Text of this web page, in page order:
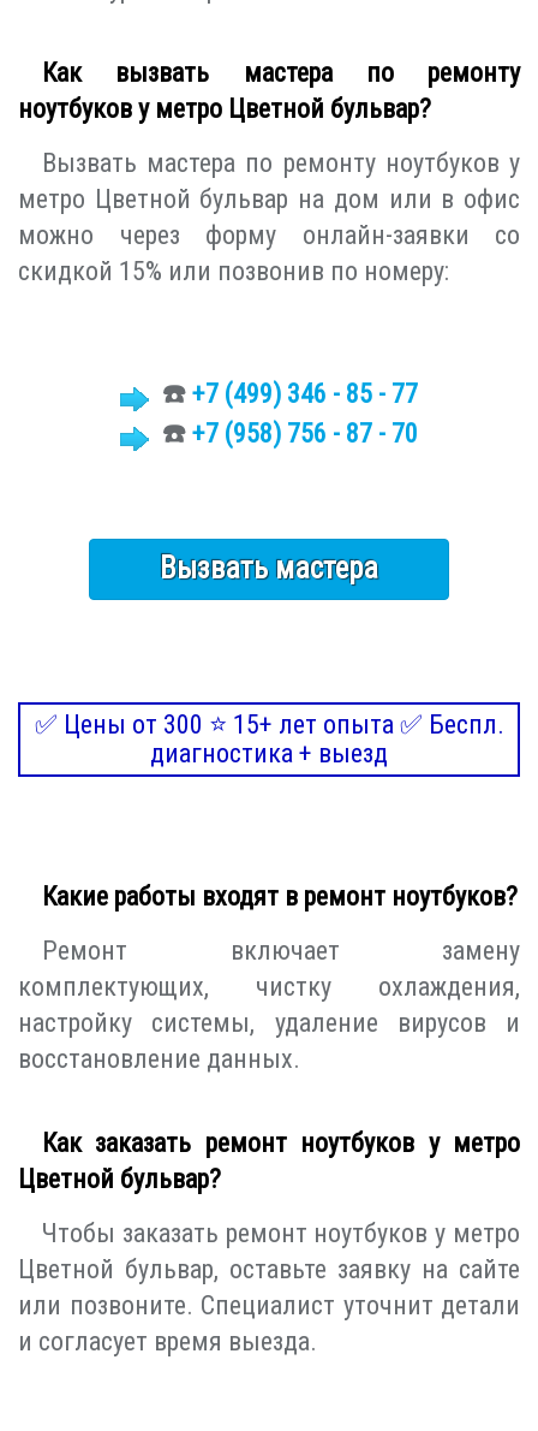
Как вызвать мастера по ремонту
ноутбуков у метро Цветной бульвар?
Вызвать мастера по ремонту ноутбуков у
метро Цветной бульвар на дом или в офис
можно через форму онлайн-заявки со
скидкой 15% или позвонив по номеру:
☎️ +7 (499) 346 - 85 - 77
☎️ +7 (958) 756 - 87 - 70
Вызвать мастера
✅ Цены от 300 ⭐ 15+ лет опыта ✅ Беспл.
диагностика + выезд
Какие работы входят в ремонт ноутбуков?
Ремонт включает замену
комплектующих, чистку охлаждения,
настройку системы, удаление вирусов и
восстановление данных.
Как заказать ремонт ноутбуков у метро
Цветной бульвар?
Чтобы заказать ремонт ноутбуков у метро
Цветной бульвар, оставьте заявку на сайте
или позвоните. Специалист уточнит детали
и согласует время выезда.